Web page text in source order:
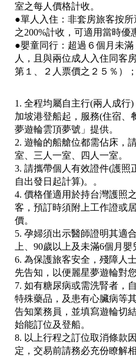
室之每人價格計收。
●單人入住：非套房旅客按
之200%計收，可適用當時優
●嬰童同行：超過６個月未
人，且與兩位成人入住同客
第１、２人票價之２５％）
1. 全程均屬自主行(兩人成行
加坡港登船起，服務(住宿、
夢遊輪雲頂夢號」提供。
2. 遊輪的船艙位都需佔床，
室、三人一室、四人一室。
3. 請攜帶個人有效證件(護照
自出發日起計算)。。
4. 價格僅適用於持台灣護照
客，預訂時須附上工作證或
價。
5. 孕婦須出示醫師證明其適
上、90歲以上及未滿6個月嬰
6. 為保護旅客安全，殘障人
先告知，以便麗星夢遊輪對
7. 如有糖尿病或需洗腎者，
特殊藥品，及患有心臟病等
告知業務員，並填寫遊輪切
始能訂位及登船。
8. 以上行程之訂位取消條款
定，交易前請務必充份瞭解相